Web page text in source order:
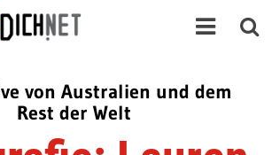
von Australien und dem
Rest der Welt